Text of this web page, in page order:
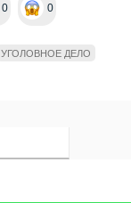
0 0
УГОЛОВНОЕ ДЕЛО